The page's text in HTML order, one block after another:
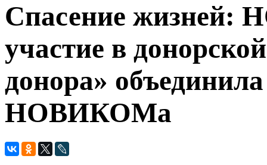
Спасение
участие в
донора»
НОВИКОМа